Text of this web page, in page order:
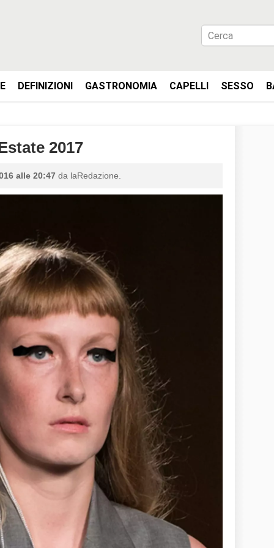
DEFINIZIONI GASTRONOMIA CAPELLI SESSO
2017
alle 20:47 da laRedazione.